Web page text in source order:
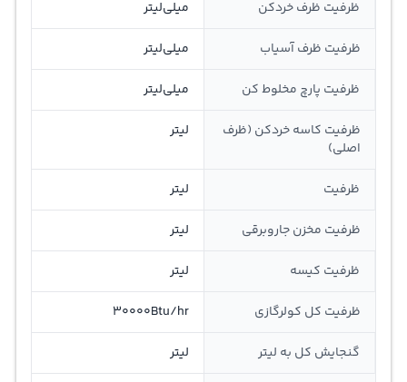
ظرفیت ظرف خردکن میلی‌لیتر
ظرفیت ظرف آسیاب میلی‌لیتر
ظرفیت پارچ مخلوط کن میلی‌لیتر
ظرفیت کاسه خردکن (ظرف
اصلی)
لیتر
ظرفیت لیتر
ظرفیت مخزن جاروبرقی لیتر
ظرفیت کیسه لیتر
ظرفیت کل کولرگازی 30000Btu/hr
گنجايش کل به ليتر لیتر